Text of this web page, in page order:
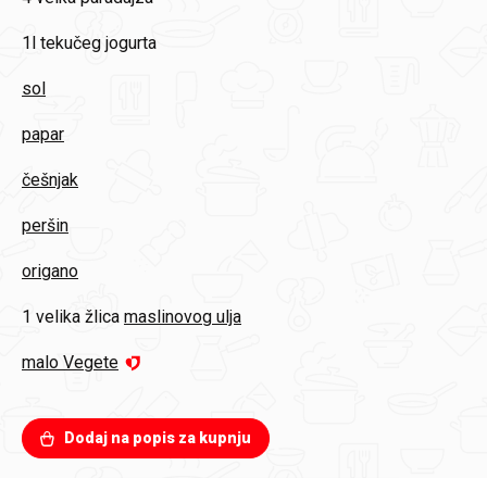
1l tekučeg jogurta
sol
papar
češnjak
peršin
origano
1 velika žlica maslinovog ulja
malo Vegete
Dodaj na popis za kupnju